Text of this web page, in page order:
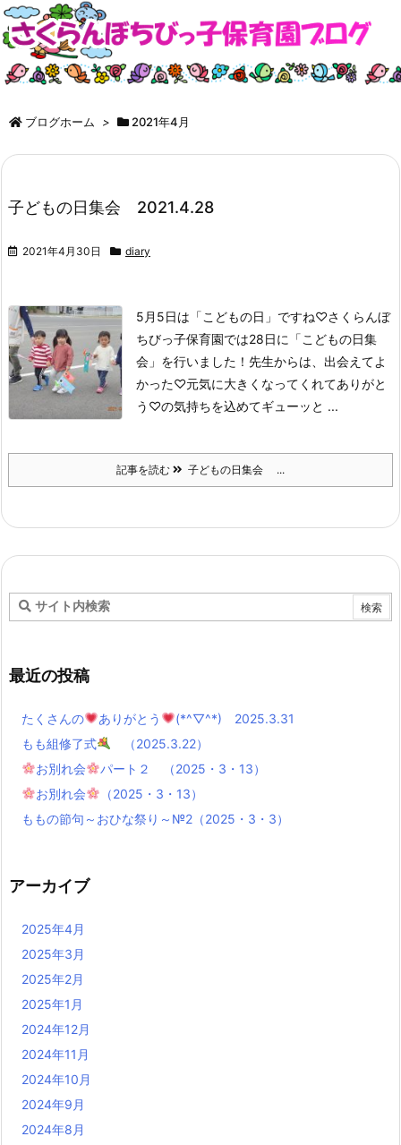
ブログホーム > 2021年4月
子どもの日集会 2021.4.28
2021年4月30日 diary
5月5日は「こどもの日」ですね♡さくらんぼ
ちびっ子保育園では28日に「こどもの日集
会」を行いました！ 先生からは、出会えてよ
かった♡元気に大きくなってくれてありがと
う♡の気持ちを込めてギューッと ...
記事を読む 子どもの日集会 ...
最近の投稿
たくさんの ありがとう
(*^▽^*) 2025.3.31
もも組修了式
（2025.3.22）
お別れ会
パート２ （2025・3・13）
お別れ会
（2025・3・13）
ももの節句～おひな祭り～№2（2025・3・3）
アーカイブ
2025年4月
2025年3月
2025年2月
2025年1月
2024年12月
2024年11月
2024年10月
2024年9月
2024年8月